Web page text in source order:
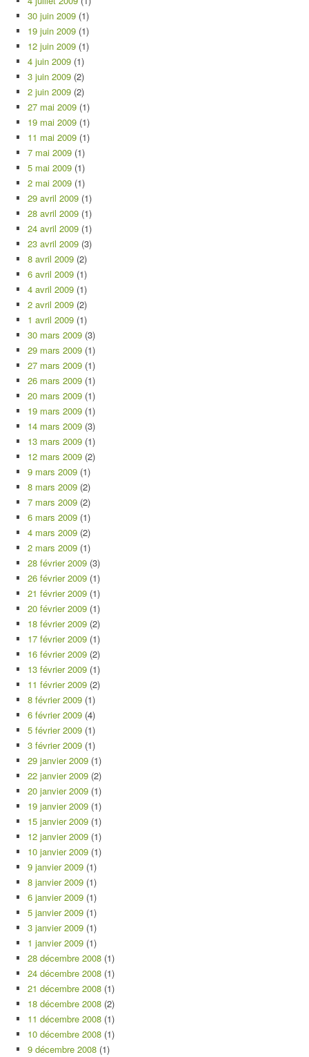
30 juin 2009 (1)
19 juin 2009 (1)
12 juin 2009 (1)
4 juin 2009 (1)
3 juin 2009 (2)
2 juin 2009 (2)
27 mai 2009 (1)
19 mai 2009 (1)
11 mai 2009 (1)
7 mai 2009 (1)
5 mai 2009 (1)
2 mai 2009 (1)
29 avril 2009 (1)
28 avril 2009 (1)
24 avril 2009 (1)
23 avril 2009 (3)
8 avril 2009 (2)
6 avril 2009 (1)
4 avril 2009 (1)
2 avril 2009 (2)
1 avril 2009 (1)
30 mars 2009 (3)
29 mars 2009 (1)
27 mars 2009 (1)
26 mars 2009 (1)
20 mars 2009 (1)
19 mars 2009 (1)
14 mars 2009 (3)
13 mars 2009 (1)
12 mars 2009 (2)
9 mars 2009 (1)
8 mars 2009 (2)
7 mars 2009 (2)
6 mars 2009 (1)
4 mars 2009 (2)
2 mars 2009 (1)
28 février 2009 (3)
26 février 2009 (1)
21 février 2009 (1)
20 février 2009 (1)
18 février 2009 (2)
17 février 2009 (1)
16 février 2009 (2)
13 février 2009 (1)
11 février 2009 (2)
8 février 2009 (1)
6 février 2009 (4)
5 février 2009 (1)
3 février 2009 (1)
29 janvier 2009 (1)
22 janvier 2009 (2)
20 janvier 2009 (1)
19 janvier 2009 (1)
15 janvier 2009 (1)
12 janvier 2009 (1)
10 janvier 2009 (1)
9 janvier 2009 (1)
8 janvier 2009 (1)
6 janvier 2009 (1)
5 janvier 2009 (1)
3 janvier 2009 (1)
1 janvier 2009 (1)
28 décembre 2008 (1)
24 décembre 2008 (1)
21 décembre 2008 (1)
18 décembre 2008 (2)
11 décembre 2008 (1)
10 décembre 2008 (1)
9 décembre 2008 (1)